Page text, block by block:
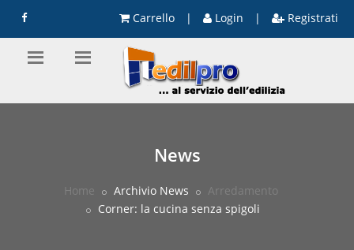
Carrello | Login | Registrati
News
Home Archivio News
Arredamento
Corner: la cucina senza spigoli